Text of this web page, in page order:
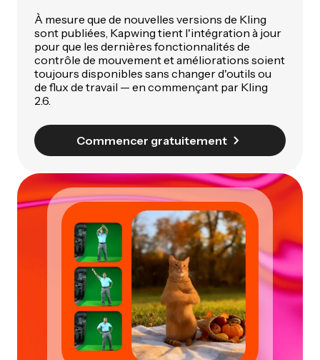
À mesure que de nouvelles versions de Kling
sont publiées, Kapwing tient l'intégration à jour
pour que les dernières fonctionnalités de
contrôle de mouvement et améliorations soient
toujours disponibles sans changer d'outils ou
de flux de travail — en commençant par Kling
2.6.
Commencer gratuitement